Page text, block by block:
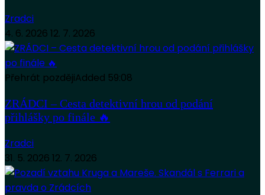
Zradci
4. 6. 2026 12. 7. 2026
Přehrát pozdějiAdded 59:08
ZRÁDCI – Cesta detektivní hrou od podání
přihlášky po finále 🔥
Zradci
31. 5. 2026 12. 7. 2026